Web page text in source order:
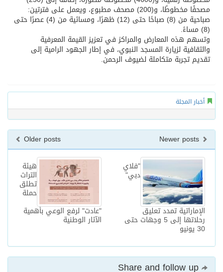
مصحفًا مخطوطًا، و(200) مصحف مطبوع، ويعمل على فترتين:
صباحية من (8) صباحًا حتى (12) ظهرًا، ومسائية من (4) عصرًا حتى
(8) مساءً.
وتسهم هذه المعارض والمراكز في تعزيز القيمة المعرفية
والثقافية لزيارة المسجد النبوي، في إطار الجهود الرامية إلى
تقديم تجربة متكاملة لضيوف الرحمن.
أخبار المجلة
Older posts
هيئة
التراث
تطلق
حملة
"عادت" لرفع الوعي بأهمية
الآثار الوطنية
"فلاي
دبي"
الإماراتية تمدد تعليق
رحلاتها إلى 5 وجهات حتى
30 يونيو